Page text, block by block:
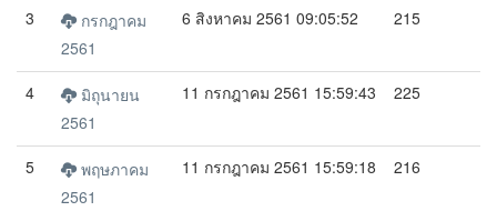
3
กรกฎาคม
2561
6 สิงหาคม 2561 09:05:52 215
4
มิถุนายน
2561
11 กรกฎาคม 2561 15:59:43 225
5
พฤษภาคม
2561
11 กรกฎาคม 2561 15:59:18 216